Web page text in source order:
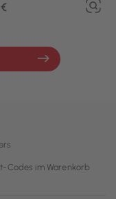
Codes im Warenkorb